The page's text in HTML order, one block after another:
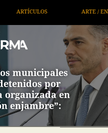
ARTE / ENTRETENIMIENTO
municipales
por
organizada en
enjambre”: